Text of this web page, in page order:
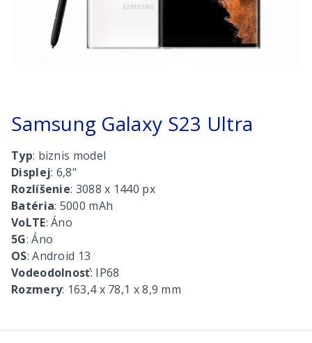
Samsung Galaxy S23 Ultra
Typ: biznis model
Displej: 6,8"
Rozlíšenie: 3088 x 1440 px
Batéria: 5000 mAh
VoLTE: Áno
5G: Áno
OS: Android 13
Vodeodolnosť: IP68
Rozmery: 163,4 x 78,1 x 8,9 mm